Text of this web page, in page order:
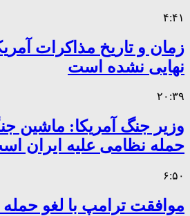
۴:۴۱
زمان و تاریخ مذاکرات
نهایی نشده است
۲۰:۳۹
وزیر جنگ آمریکا: ماشین
حمله نظامی علیه ایران
۶:۵۰
موافقت ترامپ با لغو حمله